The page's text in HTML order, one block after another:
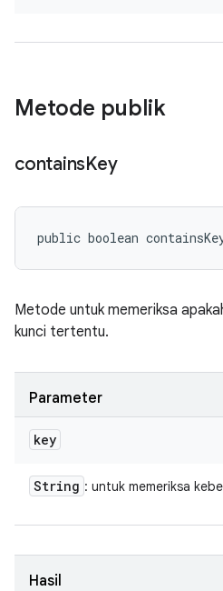
Metode publik
containsKey
public boolean
Metode untuk memeriksa
kunci tertentu.
Parameter
key
String : untuk memeriksa
Hasil